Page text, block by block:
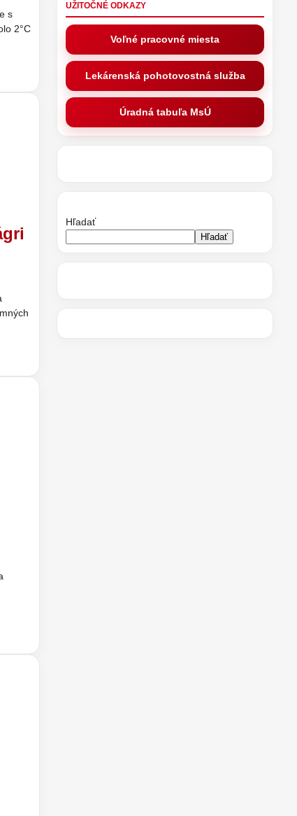
s
2°C
UŽITOČNÉ ODKAZY
Voľné pracovné miesta
Lekárenská pohotovostná služba
Úradná tabuľa MsÚ
Hľadať
Hľadať